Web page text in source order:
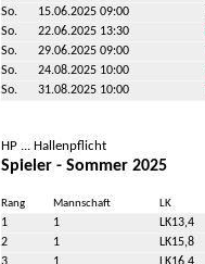
So.
15.06.2025 09:00
So.
22.06.2025 13:30
So.
29.06.2025 09:00
So.
24.08.2025 10:00
So.
31.08.2025 10:00
HP ... Hallenpflicht
Spieler - Sommer 2025
Rang Mannschaft LK
1 1 LK13,4
2
1 LK15,8